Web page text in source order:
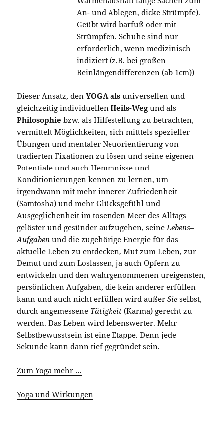
An- und Ablegen, dicke Strümpfe).
Geübt wird barfuß oder mit
Strümpfen. Schuhe sind nur
erforderlich, wenn medizinisch
indiziert (z.B. bei großen
Beinlängendifferenzen (ab 1cm))
Dieser Ansatz, denYOGA als universellen und
gleichzeitig individuellenHeils-Wegund als
Philosophie bzw. als Hilfestellung zu betrachten,
vermittelt Möglichkeiten, sich mitttels spezieller
Übungen und mentaler Neuorientierung von
tradierten Fixationen zu lösen und seine eigenen
Potentiale und auch Hemmnisse und
Konditionierungen kennen zu lernen, um
irgendwann mit mehr innerer Zufriedenheit
(Samtosha) und mehr Glücksgefühl und
Ausgeglichenheit im tosenden Meer des Alltags
gelöster und gesünder aufzugehen, seine Lebens–
Aufgaben und die zugehörige Energie für das
aktuelle Leben zu entdecken, Mut zum Leben, zur
Demut und zum Loslassen, ja auch Opfern zu
entwickeln und den wahrgenommenen ureigensten,
persönlichen Aufgaben, die kein anderer erfüllen
kann und auch nicht erfüllen wird außerSie selbst,
durch angemessene Tätigkeit (Karma) gerecht zu
werden. Das Leben wird lebenswerter. Mehr
Selbstbewusstsein ist eine Etappe. Denn jede
Sekunde kann dann tief gegründet sein.
Zum Yoga mehr …
Yoga und Wirkungen